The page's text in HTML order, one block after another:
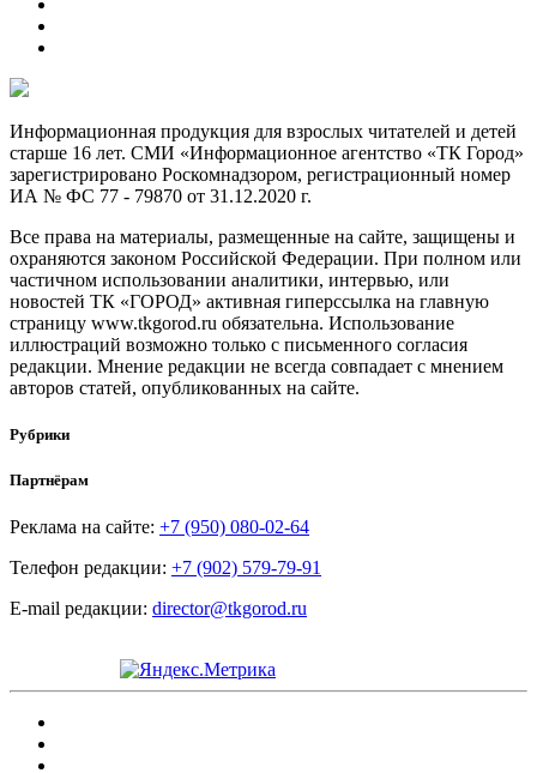
Информационная продукция для взрослых читателей и детей
старше 16 лет. СМИ «Информационное агентство «ТК Город»
зарегистрировано Роскомнадзором, регистрационный номер
ИА № ФС 77 - 79870 от 31.12.2020 г.
Все права на материалы, размещенные на сайте, защищены и
охраняются законом Российской Федерации. При полном или
частичном использовании аналитики, интервью, или
новостей ТК «ГОРОД» активная гиперссылка на главную
страницу www.tkgorod.ru обязательна. Использование
иллюстраций возможно только с письменного согласия
редакции. Мнение редакции не всегда совпадает с мнением
авторов статей, опубликованных на сайте.
Рубрики
Партнёрам
Реклама на сайте: +7 (950) 080-02-64
Телефон редакции: +7 (902) 579-79-91
E-mail редакции: director@tkgorod.ru